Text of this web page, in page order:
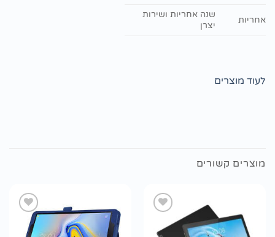
אחריות
שנה אחריות ושירות
יצרן
לעוד מוצרים
מוצרים קשורים